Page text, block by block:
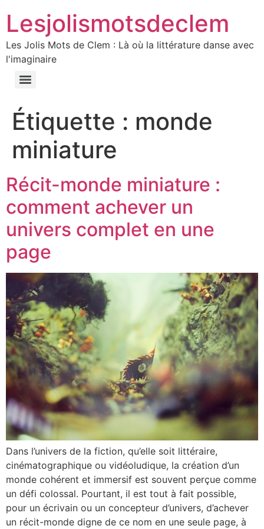
Lesjolismotsdeclem
Les Jolis Mots de Clem : Là où la littérature danse avec
l'imaginaire
Étiquette : monde
miniature
Récit-monde miniature :
comment achever un
univers complet en une
page
Dans l’univers de la fiction, qu’elle soit littéraire,
cinématographique ou vidéoludique, la création d’un
monde cohérent et immersif est souvent perçue comme
un défi colossal. Pourtant, il est tout à fait possible,
pour un écrivain ou un concepteur d’univers, d’achever
un récit-monde digne de ce nom en une seule page, à